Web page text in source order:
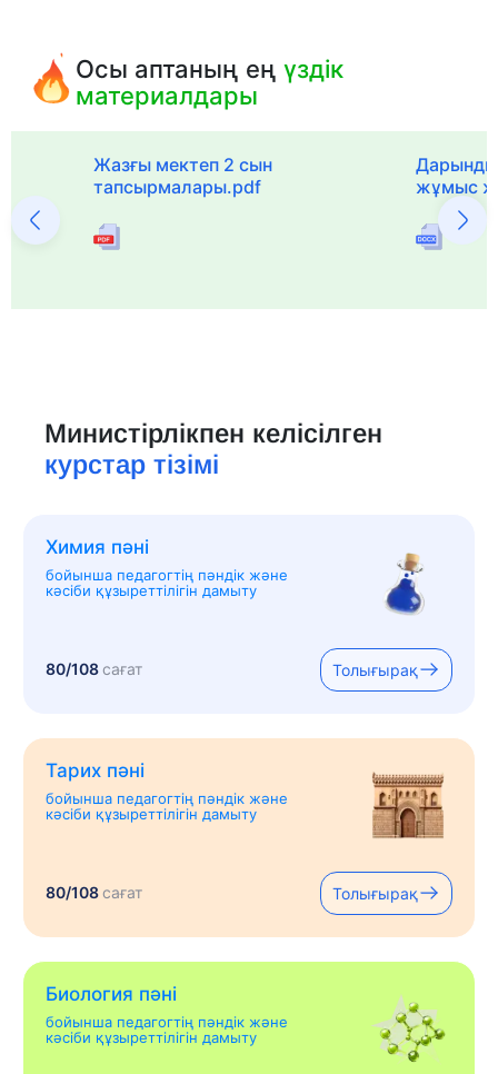
Осы аптаның еңүздік
материалдары
Жазғы мектеп 2 сын
тапсырмалары.pdf
жұмыс
Министірлікпен келісілген
курстар тізімі
Химия пәні
бойынша педагогтің пәндік және
кәсіби құзыреттілігін дамыту
80/108сағат Толығырақ
Тарих пәні
бойынша педагогтің пәндік және
кәсіби құзыреттілігін дамыту
80/108сағат Толығырақ
Биология пәні
бойынша педагогтің пәндік және
кәсіби құзыреттілігін дамыту